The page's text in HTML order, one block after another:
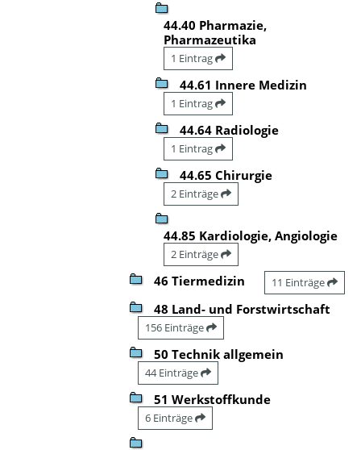
44.40 Pharmazie,
Pharmazeutika
1 Eintrag
44.61 Innere Medizin
1 Eintrag
44.64 Radiologie
1 Eintrag
44.65 Chirurgie
2 Einträge
44.85 Kardiologie, Angiologie
2 Einträge
46 Tiermedizin 11 Einträge
48 Land- und Forstwirtschaft
156 Einträge
50 Technik allgemein
44 Einträge
51 Werkstoffkunde
6 Einträge